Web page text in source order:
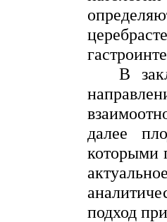
В
далее
которыми
подход